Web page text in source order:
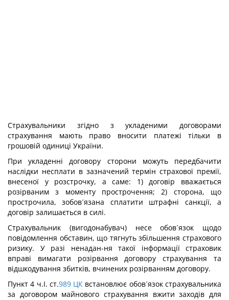
Страхувальники згідно з укладеними договорами
страхування мають право вносити платежі тільки в
грошовій одиниці України.
При укладенні договору сторони можуть передбачити
наслідки несплати в зазначений термін страхової премії,
внесеної у розстрочку, а саме: 1) договір вважається
розірваним з моменту прострочення; 2) сторона, що
прострочила, зобов´язана сплатити штрафні санкції, а
договір залишається в силі.
Страхувальник (вигодонабувач) несе обов´язок щодо
повідомлення обставин, що тягнуть збільшення страхового
ризику. У разі ненадан-ня такої інформації страховик
вправі вимагати розірвання договору страхування та
відшкодування збитків, вчинених розірванням договору.
Пункт 4 ч.І. ст.989 ЦК встановлює обов´язок страхувальника
за договором майнового страхування вжити заходів для